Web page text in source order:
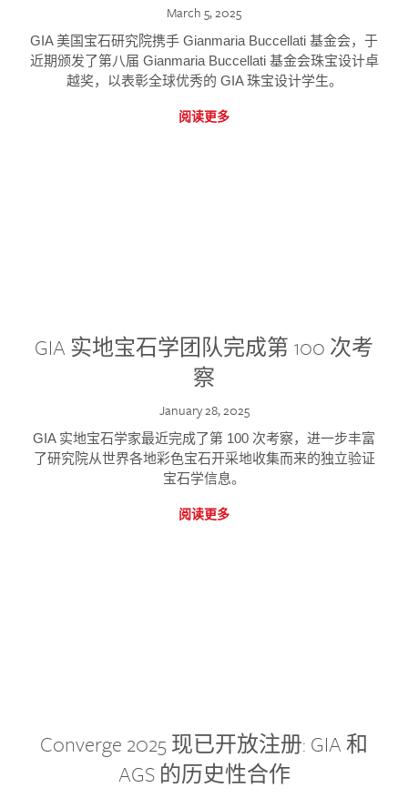
March 5, 2025
GIA 美国宝石研究院携手 Gianmaria Buccellati 基金会，于
近期颁发了第八届 Gianmaria Buccellati 基金会珠宝设计卓
越奖，以表彰全球优秀的 GIA 珠宝设计学生。
阅读更多
GIA 实地宝石学团队完成第 100 次考
察
January 28, 2025
GIA 实地宝石学家最近完成了第 100 次考察，进一步丰富
了研究院从世界各地彩色宝石开采地收集而来的独立验证
宝石学信息。
阅读更多
Converge 2025 现已开放注册: GIA 和
AGS 的历史性合作